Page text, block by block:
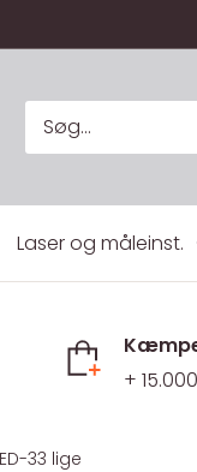
Laser og måleinst.
+
33 lige